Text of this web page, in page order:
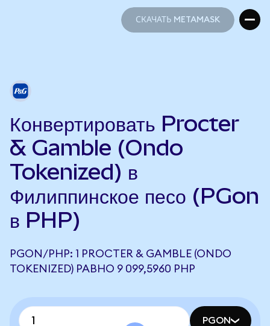
СКАЧАТЬ METAMASK
Конвертировать Procter
& Gamble (Ondo
Tokenized) в
Филиппинское песо (PGon
в PHP)
PGON/PHP: 1 PROCTER & GAMBLE (ONDO
TOKENIZED) РАВНО 9 099,5960 PHP
PGON